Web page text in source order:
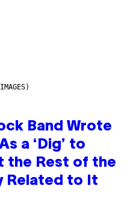
Band Wrote
a ‘Dig’ to
the Rest of the
Related to It